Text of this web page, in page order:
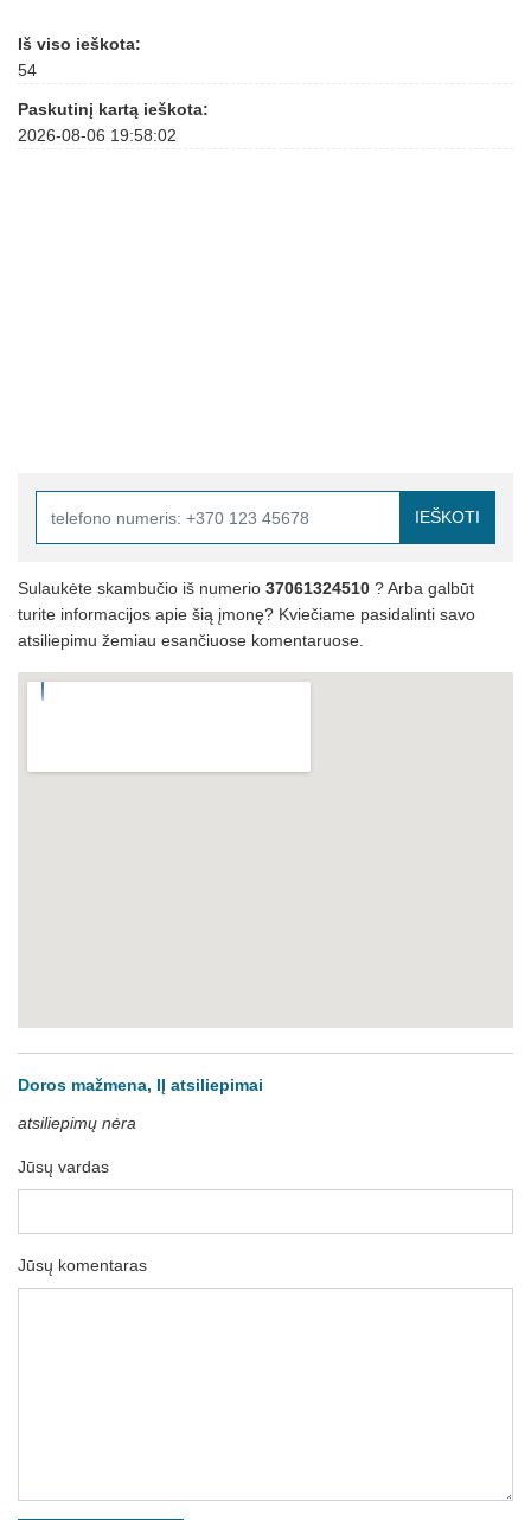
Iš viso ieškota:
54
Paskutinį kartą ieškota:
2026-08-06 19:58:02
IEŠKOTI
Sulaukėte skambučio iš numerio 37061324510 ? Arba galbūt
turite informacijos apie šią įmonę? Kviečiame pasidalinti savo
atsiliepimu žemiau esančiuose komentaruose.
Doros mažmena, IĮ atsiliepimai
atsiliepimų nėra
Jūsų vardas
Jūsų komentaras